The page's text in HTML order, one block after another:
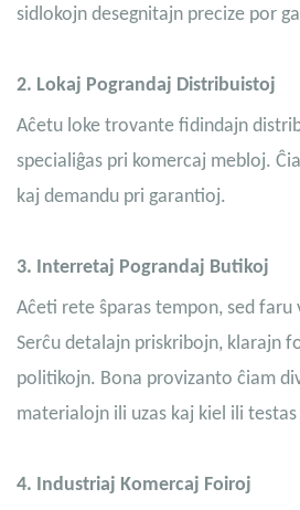
sidlokojn desegnitajn precize por
2. Lokaj Pograndaj Distribuistoj
Aĉetu loke trovante fidindajn
specialiĝas pri komercaj mebloj.
kaj demandu pri garantioj.
3. Interretaj Pograndaj Butikoj
Aĉeti rete ŝparas tempon, sed faru
Serĉu detalajn priskribojn, klarajn
politikojn. Bona provizanto ĉiam
materialojn ili uzas kaj kiel ili
4. Industriaj Komercaj Foiroj